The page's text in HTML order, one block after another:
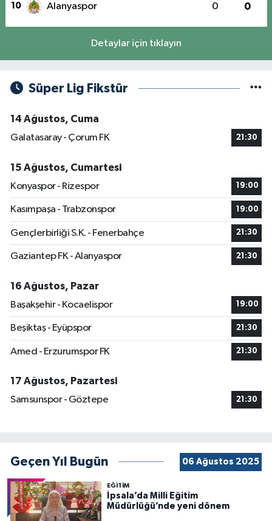
10 Alanyaspor 0 0
Detaylar için tıklayın
Süper Lig Fikstür
14 Ağustos, Cuma
Galatasaray - Çorum FK
21:30
15 Ağustos, Cumartesi
Konyaspor - Rizespor
19:00
Kasımpaşa - Trabzonspor 19:00
Gençlerbirliği S.K. - Fenerbahçe 21:30
Gaziantep FK - Alanyaspor 21:30
16 Ağustos, Pazar
Başakşehir - Kocaelispor
19:00
Beşiktaş - Eyüpspor 21:30
Amed - Erzurumspor FK 21:30
17 Ağustos, Pazartesi
Samsunspor - Göztepe
21:30
Geçen Yıl Bugün 06 Ağustos 2025
EĞİTİM
İpsala’da Milli Eğitim
Müdürlüğü’nde yeni dönem